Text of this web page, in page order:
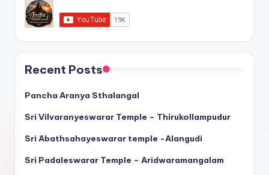
Recent Posts
Pancha Aranya Sthalangal
Sri Vilvaranyeswarar Temple – Thirukollampudur
Sri Abathsahayeswarar temple -Alangudi
Sri Padaleswarar Temple – Aridwaramangalam